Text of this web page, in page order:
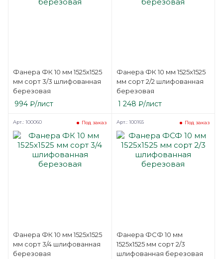
Фанера ФК 10 мм 1525х1525
мм сорт 3/3 шлифованная
березовая
994 ₽/лист
Фанера ФК 10 мм 1525х1525
мм сорт 2/2 шлифованная
березовая
1 248 ₽/лист
Фанера ФК 10 мм 1525х1525
мм сорт 3/4 шлифованная
березовая
Под заказ
Арт.: 100060
Фанера ФСФ 10 мм
1525х1525 мм сорт 2/3
шлифованная березовая
Под заказ
Арт.: 100165